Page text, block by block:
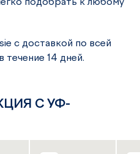
подобрать к любому
с доставкой по всей
течение 14 дней.
С УФ-